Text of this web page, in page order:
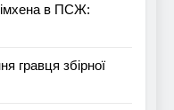
в ПСЖ:
гравця збірної